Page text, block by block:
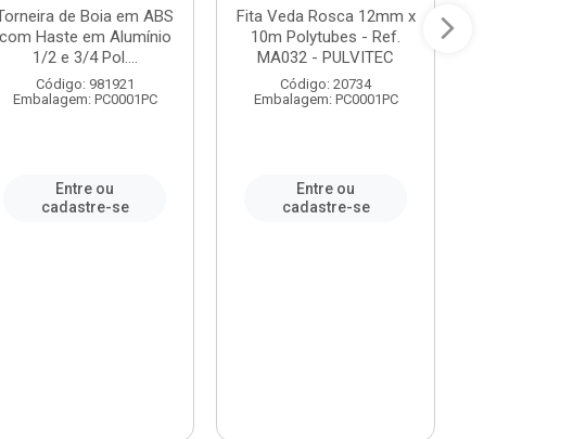
de Boia em ABS
com Haste em Alumínio
1/2 e 3/4 Pol....
Código: 981921
Embalagem: PC0001PC
Entre ou
cadastre-se
Fita Veda Rosca 12mm x
10m Polytubes - Ref.
MA032 - PULVITEC
Código: 20734
Embalagem: PC0001PC
Entre ou
cadastre-se